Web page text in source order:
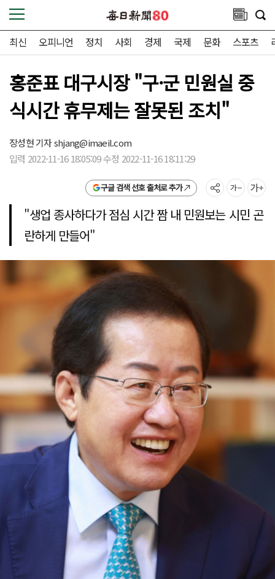
최신 오피니언 정치 사회 경제 국제 문화 스포츠
홍준표 대구시장 "구·군 민원실 중
식시간 휴무제는 잘못된 조치"
장성현 기자shjang@imaeil.com
입력 2022-11-16 18:05:09 수정 2022-11-16 18:11:29
구글 검색 선호 출처로 추가
"생업 종사하다가 점심 시간 짬 내 민원보는 시민 곤
란하게 만들어"